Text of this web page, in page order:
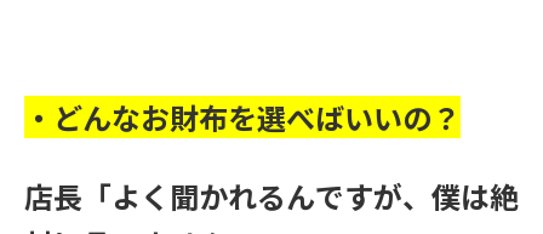
・どんなお財布を選べばいいの？
店長「よく聞かれるんですが、僕は絶